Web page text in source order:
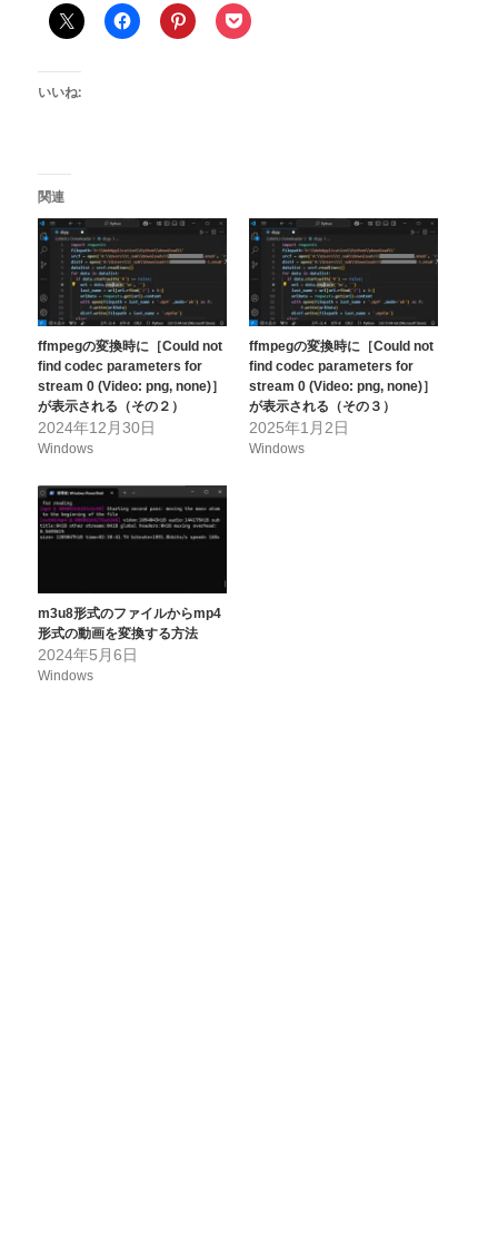
いいね:
関連
ffmpegの変換時に［Could not
find codec parameters for
stream 0 (Video: png, none)］
が表示される（その２）
2024年12月30日
Windows
ffmpegの変換時に［Could not
find codec parameters for
stream 0 (Video: png, none)］
が表示される（その３）
2025年1月2日
Windows
m3u8形式のファイルからmp4
形式の動画を変換する方法
2024年5月6日
Windows